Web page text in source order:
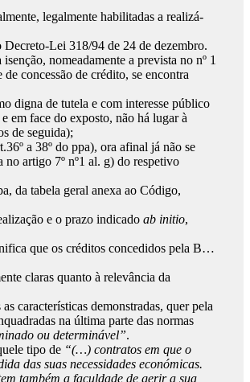
legalmente habilitadas a realizá-
Lei 318/94 de 24 de dezembro.
nomeadamente a prevista no nº 1
concessão de crédito, se encontra
digna de tutela e com interesse público
em face do exposto, não há lugar à
de seguida);
a 38º do ppa), ora afinal já não se
no artigo 7º nº1 al. g) do respetivo
da tabela geral anexa ao Código,
e o prazo indicado ab initio,
que os créditos concedidos pela B…
claras quanto à relevância da
características demonstradas, quer pela
na última parte das normas
ou determinável”.
tipo de “(…) contratos em que o
das suas necessidades económicas.
também a faculdade de gerir a sua